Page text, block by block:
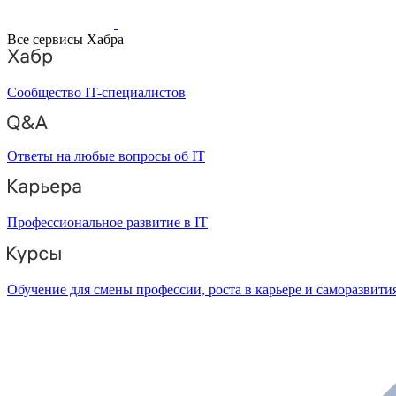
Все сервисы Хабра
Сообщество IT-специалистов
Ответы на любые вопросы об IT
Профессиональное развитие в IT
Обучение для смены профессии, роста в карьере и